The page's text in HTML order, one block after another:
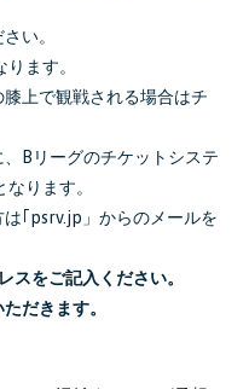
い。
ます。
上で観戦される場合はチ
Bリーグのチケットシステ
ります。
｢psrv.jp」からのメールを
スをご記入ください。
だきます。